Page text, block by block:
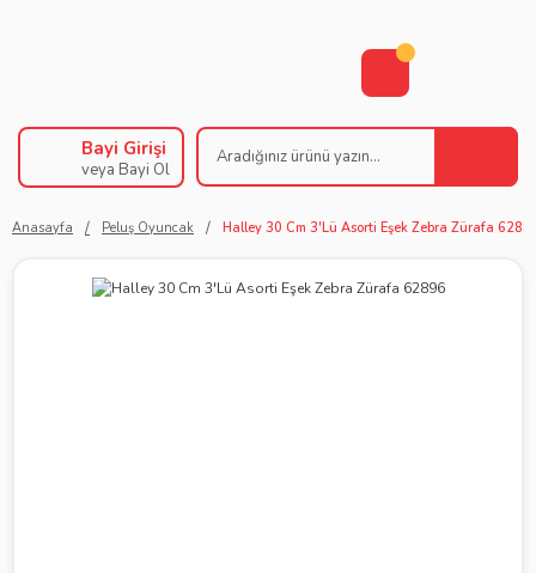
Bayi Girişi
veya Bayi Ol
Anasayfa Peluş Oyuncak Halley 30 Cm 3'Lü Asorti Eşek Zebra Zürafa